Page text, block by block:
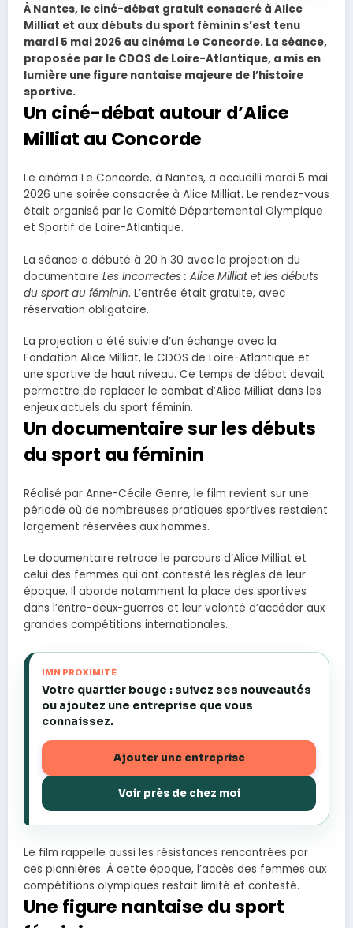
À Nantes, le ciné-débat gratuit consacré à Alice
Milliat et aux débuts du sport féminin s’est tenu
mardi 5 mai 2026 au cinéma Le Concorde. La séance,
proposée par le CDOS de Loire-Atlantique, a mis en
lumière une figure nantaise majeure de l’histoire
sportive.
Un ciné-débat autour d’Alice
Milliat au Concorde
Le cinéma Le Concorde, à Nantes, a accueilli mardi 5 mai
2026 une soirée consacrée à Alice Milliat. Le rendez-vous
était organisé par le Comité Départemental Olympique
et Sportif de Loire-Atlantique.
La séance a débuté à 20 h 30 avec la projection du
documentaire Les Incorrectes : Alice Milliat et les débuts
du sport au féminin. L’entrée était gratuite, avec
réservation obligatoire.
La projection a été suivie d’un échange avec la
Fondation Alice Milliat, le CDOS de Loire-Atlantique et
une sportive de haut niveau. Ce temps de débat devait
permettre de replacer le combat d’Alice Milliat dans les
enjeux actuels du sport féminin.
Un documentaire sur les débuts
du sport au féminin
Réalisé par Anne-Cécile Genre, le film revient sur une
période où de nombreuses pratiques sportives restaient
largement réservées aux hommes.
Le documentaire retrace le parcours d’Alice Milliat et
celui des femmes qui ont contesté les règles de leur
époque. Il aborde notamment la place des sportives
dans l’entre-deux-guerres et leur volonté d’accéder aux
grandes compétitions internationales.
IMN PROXIMITÉ
Votre quartier bouge : suivez ses nouveautés
ou ajoutez une entreprise que vous
connaissez.
Ajouter une entreprise
Voir près de chez moi
Le film rappelle aussi les résistances rencontrées par
ces pionnières. À cette époque, l’accès des femmes aux
compétitions olympiques restait limité et contesté.
Une figure nantaise du sport